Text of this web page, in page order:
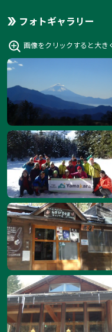
フォトギャラリー
画像をクリックすると大き